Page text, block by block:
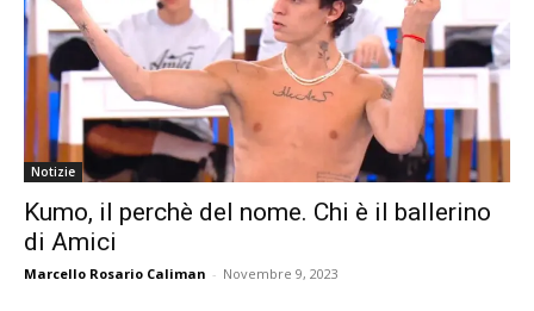
Notizie
Kumo, il perchè del nome. Chi è il ballerino
di Amici
Marcello Rosario Caliman - Novembre 9, 2023